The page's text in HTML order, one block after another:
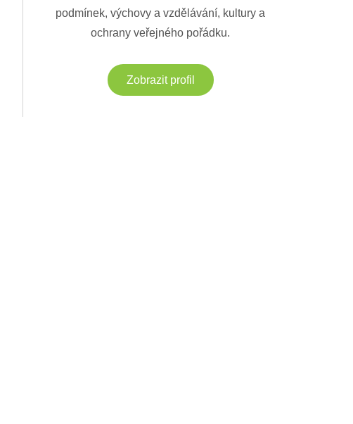
podmínek, výchovy a vzdělávání, kultury a
ochrany veřejného pořádku.
Zobrazit profil